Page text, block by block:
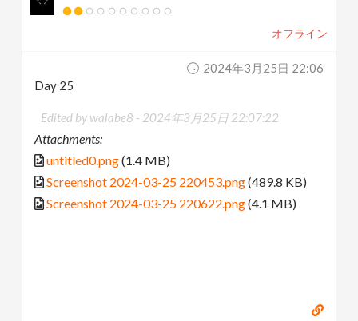
オフライン
2024年3月25日 22:06
Day 25
Edited by walabe8 - 2024年3月25日 22:07:22
Attachments:
untitled0.png(1.4 MB)
Screenshot 2024-03-25 220453.png(489.8 KB)
Screenshot 2024-03-25 220622.png(4.1 MB)